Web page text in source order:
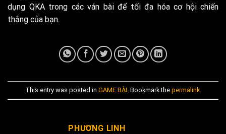
dụng QKA trong các ván bài để tối đa hóa cơ hội chiến
thắng của bạn.
This entry was posted in GAME BÀI . Bookmark the permalink.
PHƯƠNG LINH